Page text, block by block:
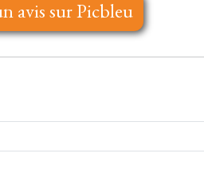
avis sur Picbleu